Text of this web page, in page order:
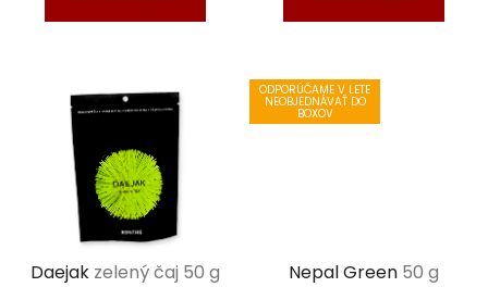
Daejak zelený čaj 50 g
ODPORÚČAME V LETE
NEOBJEDNÁVAŤ DO
BOXOV
Nepal Green 50 g